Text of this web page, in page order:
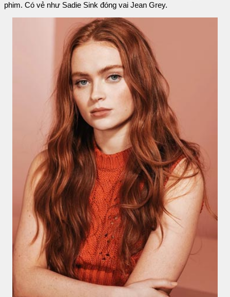
phim. Có vẻ như Sadie Sink đóng vai Jean Grey.